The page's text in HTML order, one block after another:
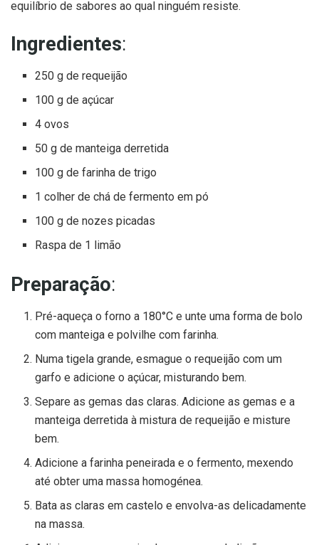
equilíbrio de sabores ao qual ninguém resiste.
Ingredientes:
250 g de requeijão
100 g de açúcar
4 ovos
50 g de manteiga derretida
100 g de farinha de trigo
1 colher de chá de fermento em pó
100 g de nozes picadas
Raspa de 1 limão
Preparação:
Pré-aqueça o forno a 180°C e unte uma forma de bolo
com manteiga e polvilhe com farinha.
Numa tigela grande, esmague o requeijão com um
garfo e adicione o açúcar, misturando bem.
Separe as gemas das claras. Adicione as gemas e a
manteiga derretida à mistura de requeijão e misture
bem.
Adicione a farinha peneirada e o fermento, mexendo
até obter uma massa homogénea.
Bata as claras em castelo e envolva-as delicadamente
na massa.